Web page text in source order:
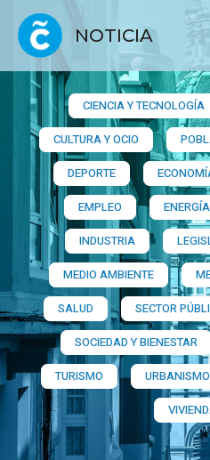
NOTICIA
CIENCIA Y TECNOLOGÍA
CULTURA Y OCIO
DEPORTE
EMPLEO
ENERGÍA
INDUSTRIA
MEDIO AMBIENTE
SALUD
SECTOR
SOCIEDAD Y BIENESTAR
TURISMO